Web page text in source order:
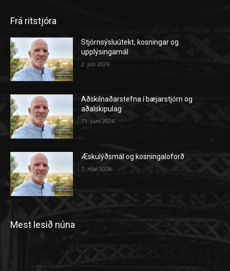
Frá ritstjóra
Stjórnsýsluútekt, kosningar og
upplýsingamál
2. júlí 2026
Aðskilnaðarstefna í bæjarstjórn og
aðalskipulag
11. júní 2026
Æskulýðsmál og kosningaloforð
7. maí 2026
Mest lesið núna